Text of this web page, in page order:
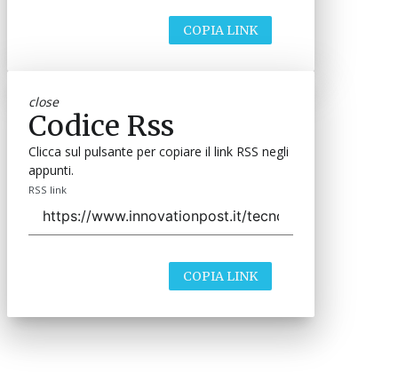
COPIA LINK
close
Codice Rss
Clicca sul pulsante per copiare il link RSS negli
appunti.
RSS link
COPIA LINK